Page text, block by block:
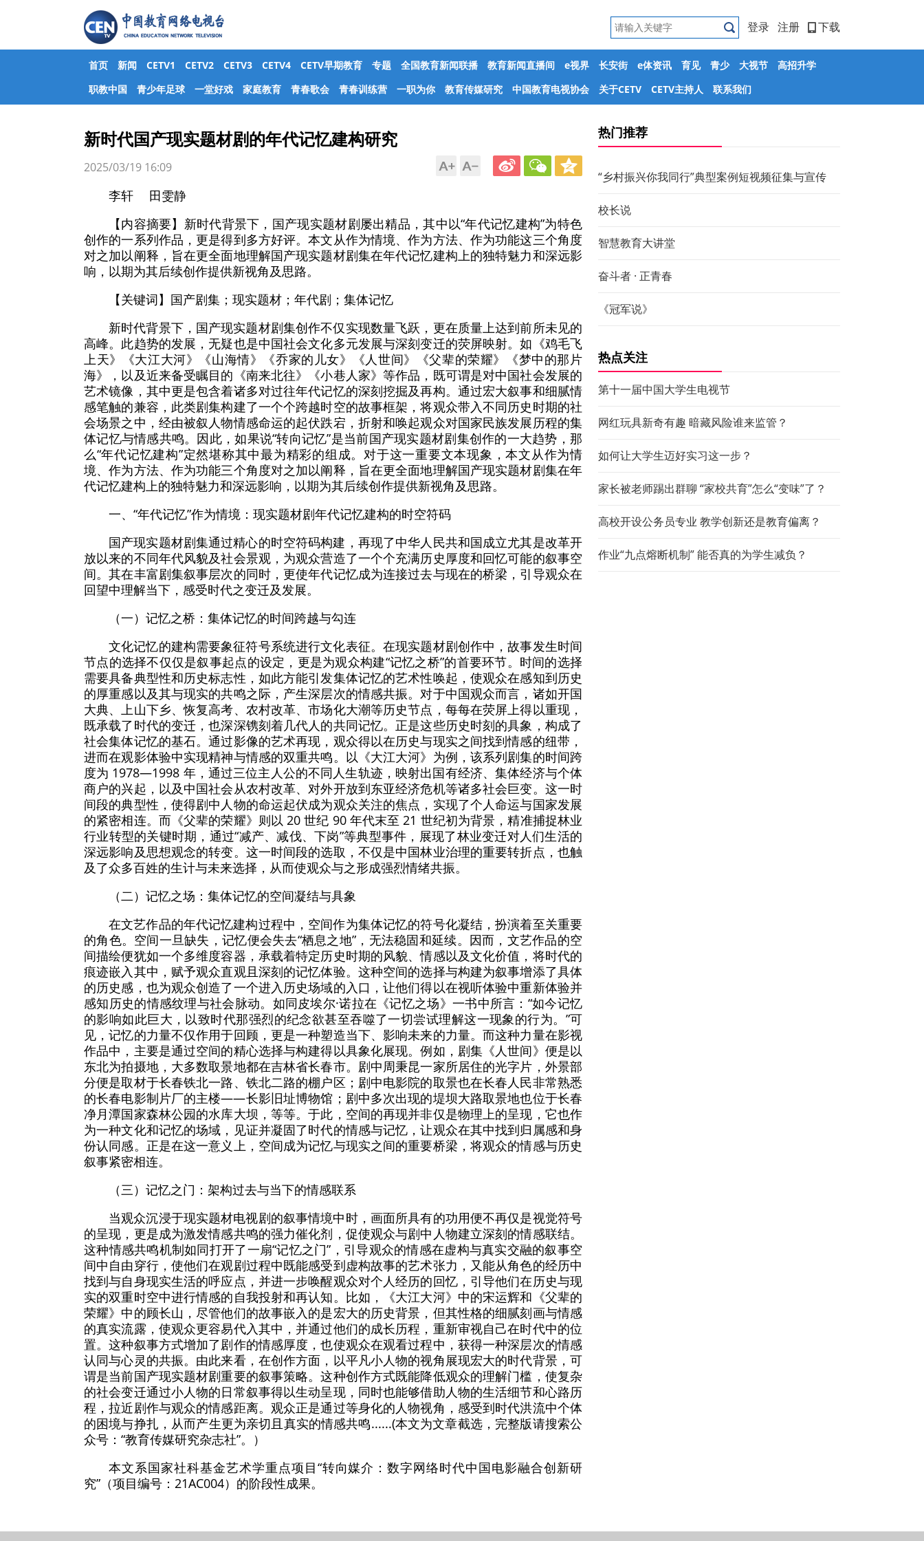
登录 注册 下载
首页 新闻 CETV1 CETV2 CETV3 CETV4 CETV早期教育 专题 全国教育新闻联播 教育新闻直播间 e视界 长安街 e体资讯 育见 青少 大视节
高招升学
职教中国
青少年足球 一堂好戏 家庭教育 青春歌会 青春训练营 一职为你 教育传媒研究 中国教育电视协会 关于CETV CETV主持人 联系我们
新时代国产现实题材剧的年代记忆建构研究
2025/03/19 16:09
李轩 田雯静
【内容摘要】新时代背景下，国产现实题材剧屡出精品，其中以“年代记忆建构”为特色
创作的一系列作品，更是得到多方好评。本文从作为情境、作为方法、作为功能这三个角度
对之加以阐释，旨在更全面地理解国产现实题材剧集在年代记忆建构上的独特魅力和深远影
响，以期为其后续创作提供新视角及思路。
【关键词】国产剧集；现实题材；年代剧；集体记忆
新时代背景下，国产现实题材剧集创作不仅实现数量飞跃，更在质量上达到前所未见的
高峰。此趋势的发展，无疑也是中国社会文化多元发展与深刻变迁的荧屏映射。如《鸡毛飞
上天》《大江大河》《山海情》《乔家的儿女》《人世间》《父辈的荣耀》《梦中的那片
海》，以及近来备受瞩目的《南来北往》《小巷人家》等作品，既可谓是对中国社会发展的
艺术镜像，其中更是包含着诸多对过往年代记忆的深刻挖掘及再构。通过宏大叙事和细腻情
感笔触的兼容，此类剧集构建了一个个跨越时空的故事框架，将观众带入不同历史时期的社
会场景之中，经由被叙人物情感命运的起伏跌宕，折射和唤起观众对国家民族发展历程的集
体记忆与情感共鸣。因此，如果说“转向记忆”是当前国产现实题材剧集创作的一大趋势，那
么“年代记忆建构”定然堪称其中最为精彩的组成。对于这一重要文本现象，本文从作为情
境、作为方法、作为功能三个角度对之加以阐释，旨在更全面地理解国产现实题材剧集在年
代记忆建构上的独特魅力和深远影响，以期为其后续创作提供新视角及思路。
一、“年代记忆”作为情境：现实题材剧年代记忆建构的时空符码
国产现实题材剧集通过精心的时空符码构建，再现了中华人民共和国成立尤其是改革开
放以来的不同年代风貌及社会景观，为观众营造了一个个充满历史厚度和回忆可能的叙事空
间。其在丰富剧集叙事层次的同时，更使年代记忆成为连接过去与现在的桥梁，引导观众在
回望中理解当下，感受时代之变迁及发展。
（一）记忆之桥：集体记忆的时间跨越与勾连
文化记忆的建构需要象征符号系统进行文化表征。在现实题材剧创作中，故事发生时间
节点的选择不仅仅是叙事起点的设定，更是为观众构建“记忆之桥”的首要环节。时间的选择
需要具备典型性和历史标志性，如此方能引发集体记忆的艺术性唤起，使观众在感知到历史
的厚重感以及其与现实的共鸣之际，产生深层次的情感共振。对于中国观众而言，诸如开国
大典、上山下乡、恢复高考、农村改革、市场化大潮等历史节点，每每在荧屏上得以重现，
既承载了时代的变迁，也深深镌刻着几代人的共同记忆。正是这些历史时刻的具象，构成了
社会集体记忆的基石。通过影像的艺术再现，观众得以在历史与现实之间找到情感的纽带，
进而在观影体验中实现精神与情感的双重共鸣。以《大江大河》为例，该系列剧集的时间跨
度为 1978—1998 年，通过三位主人公的不同人生轨迹，映射出国有经济、集体经济与个体
商户的兴起，以及中国社会从农村改革、对外开放到东亚经济危机等诸多社会巨变。这一时
间段的典型性，使得剧中人物的命运起伏成为观众关注的焦点，实现了个人命运与国家发展
的紧密相连。而《父辈的荣耀》则以 20 世纪 90 年代末至 21 世纪初为背景，精准捕捉林业
行业转型的关键时期，通过“减产、减伐、下岗”等典型事件，展现了林业变迁对人们生活的
深远影响及思想观念的转变。这一时间段的选取，不仅是中国林业治理的重要转折点，也触
及了众多百姓的生计与未来选择，从而使观众与之形成强烈情绪共振。
（二）记忆之场：集体记忆的空间凝结与具象
在文艺作品的年代记忆建构过程中，空间作为集体记忆的符号化凝结，扮演着至关重要
的角色。空间一旦缺失，记忆便会失去“栖息之地”，无法稳固和延续。因而，文艺作品的空
间描绘便犹如一个多维度容器，承载着特定历史时期的风貌、情感以及文化价值，将时代的
痕迹嵌入其中，赋予观众直观且深刻的记忆体验。这种空间的选择与构建为叙事增添了具体
的历史感，也为观众创造了一个进入历史场域的入口，让他们得以在视听体验中重新体验并
感知历史的情感纹理与社会脉动。如同皮埃尔·诺拉在《记忆之场》一书中所言：“如今记忆
的影响如此巨大，以致时代那强烈的纪念欲甚至吞噬了一切尝试理解这一现象的行为。”可
见，记忆的力量不仅作用于回顾，更是一种塑造当下、影响未来的力量。而这种力量在影视
作品中，主要是通过空间的精心选择与构建得以具象化展现。例如，剧集《人世间》便是以
东北为拍摄地，大多数取景地都在吉林省长春市。剧中周秉昆一家所居住的光字片，外景部
分便是取材于长春铁北一路、铁北二路的棚户区；剧中电影院的取景也在长春人民非常熟悉
的长春电影制片厂的主楼——长影旧址博物馆；剧中多次出现的堤坝大路取景地也位于长春
净月潭国家森林公园的水库大坝，等等。于此，空间的再现并非仅是物理上的呈现，它也作
为一种文化和记忆的场域，见证并凝固了时代的情感与记忆，让观众在其中找到归属感和身
份认同感。正是在这一意义上，空间成为记忆与现实之间的重要桥梁，将观众的情感与历史
叙事紧密相连。
（三）记忆之门：架构过去与当下的情感联系
当观众沉浸于现实题材电视剧的叙事情境中时，画面所具有的功用便不再仅是视觉符号
的呈现，更是成为激发情感共鸣的强力催化剂，促使观众与剧中人物建立深刻的情感联结。
这种情感共鸣机制如同打开了一扇“记忆之门”，引导观众的情感在虚构与真实交融的叙事空
间中自由穿行，使他们在观剧过程中既能感受到虚构故事的艺术张力，又能从角色的经历中
找到与自身现实生活的呼应点，并进一步唤醒观众对个人经历的回忆，引导他们在历史与现
实的双重时空中进行情感的自我投射和再认知。比如，《大江大河》中的宋运辉和《父辈的
荣耀》中的顾长山，尽管他们的故事嵌入的是宏大的历史背景，但其性格的细腻刻画与情感
的真实流露，使观众更容易代入其中，并通过他们的成长历程，重新审视自己在时代中的位
置。这种叙事方式增加了剧作的情感厚度，也使观众在观看过程中，获得一种深层次的情感
认同与心灵的共振。由此来看，在创作方面，以平凡小人物的视角展现宏大的时代背景，可
谓是当前国产现实题材剧重要的叙事策略。这种创作方式既能降低观众的理解门槛，使复杂
的社会变迁通过小人物的日常叙事得以生动呈现，同时也能够借助人物的生活细节和心路历
程，拉近剧作与观众的情感距离。观众正是通过等身化的人物视角，感受到时代洪流中个体
的困境与挣扎，从而产生更为亲切且真实的情感共鸣......(本文为文章截选，完整版请搜索公
众号：“教育传媒研究杂志社”。）
本文系国家社科基金艺术学重点项目“转向媒介：数字网络时代中国电影融合创新研
究”（项目编号：21AC004）的阶段性成果。
热门推荐
“乡村振兴你我同行”典型案例短视频征集与宣传
校长说
智慧教育大讲堂
奋斗者 · 正青春
《冠军说》
热点关注
第十一届中国大学生电视节
网红玩具新奇有趣 暗藏风险谁来监管？
如何让大学生迈好实习这一步？
家长被老师踢出群聊 “家校共育”怎么“变味”了？
高校开设公务员专业 教学创新还是教育偏离？
作业“九点熔断机制” 能否真的为学生减负？